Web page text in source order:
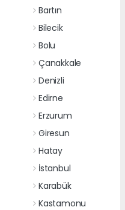
Bartın
Bilecik
Bolu
Çanakkale
Denizli
Edirne
Erzurum
Giresun
Hatay
İstanbul
Karabük
Kastamonu